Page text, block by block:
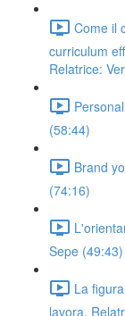
Come il
curriculum
Relatrice:
(58:44)
Brand
(74:16)
Sepe (49:43)
La
lavora.